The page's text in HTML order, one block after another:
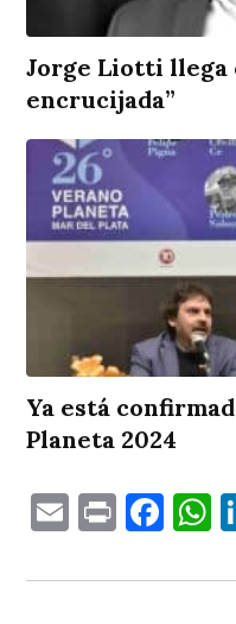
Jorge Liotti llega
encrucijada”
Ya está
Planeta 2024
EmailPrint